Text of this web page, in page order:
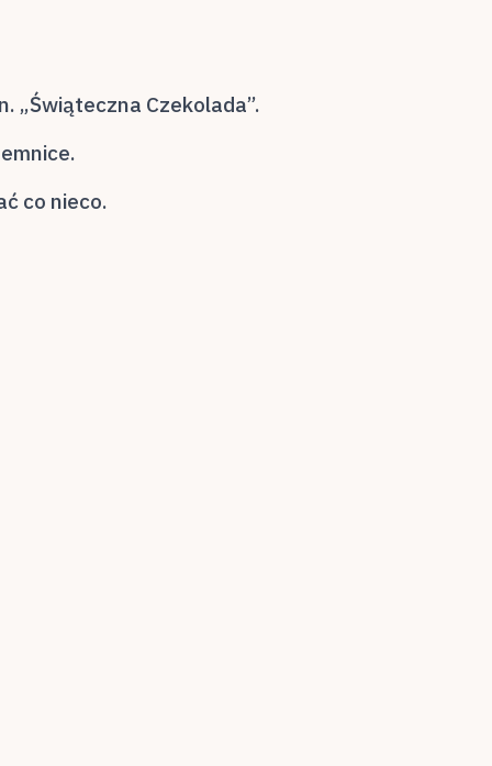
„Świąteczna Czekolada”.
co nieco.